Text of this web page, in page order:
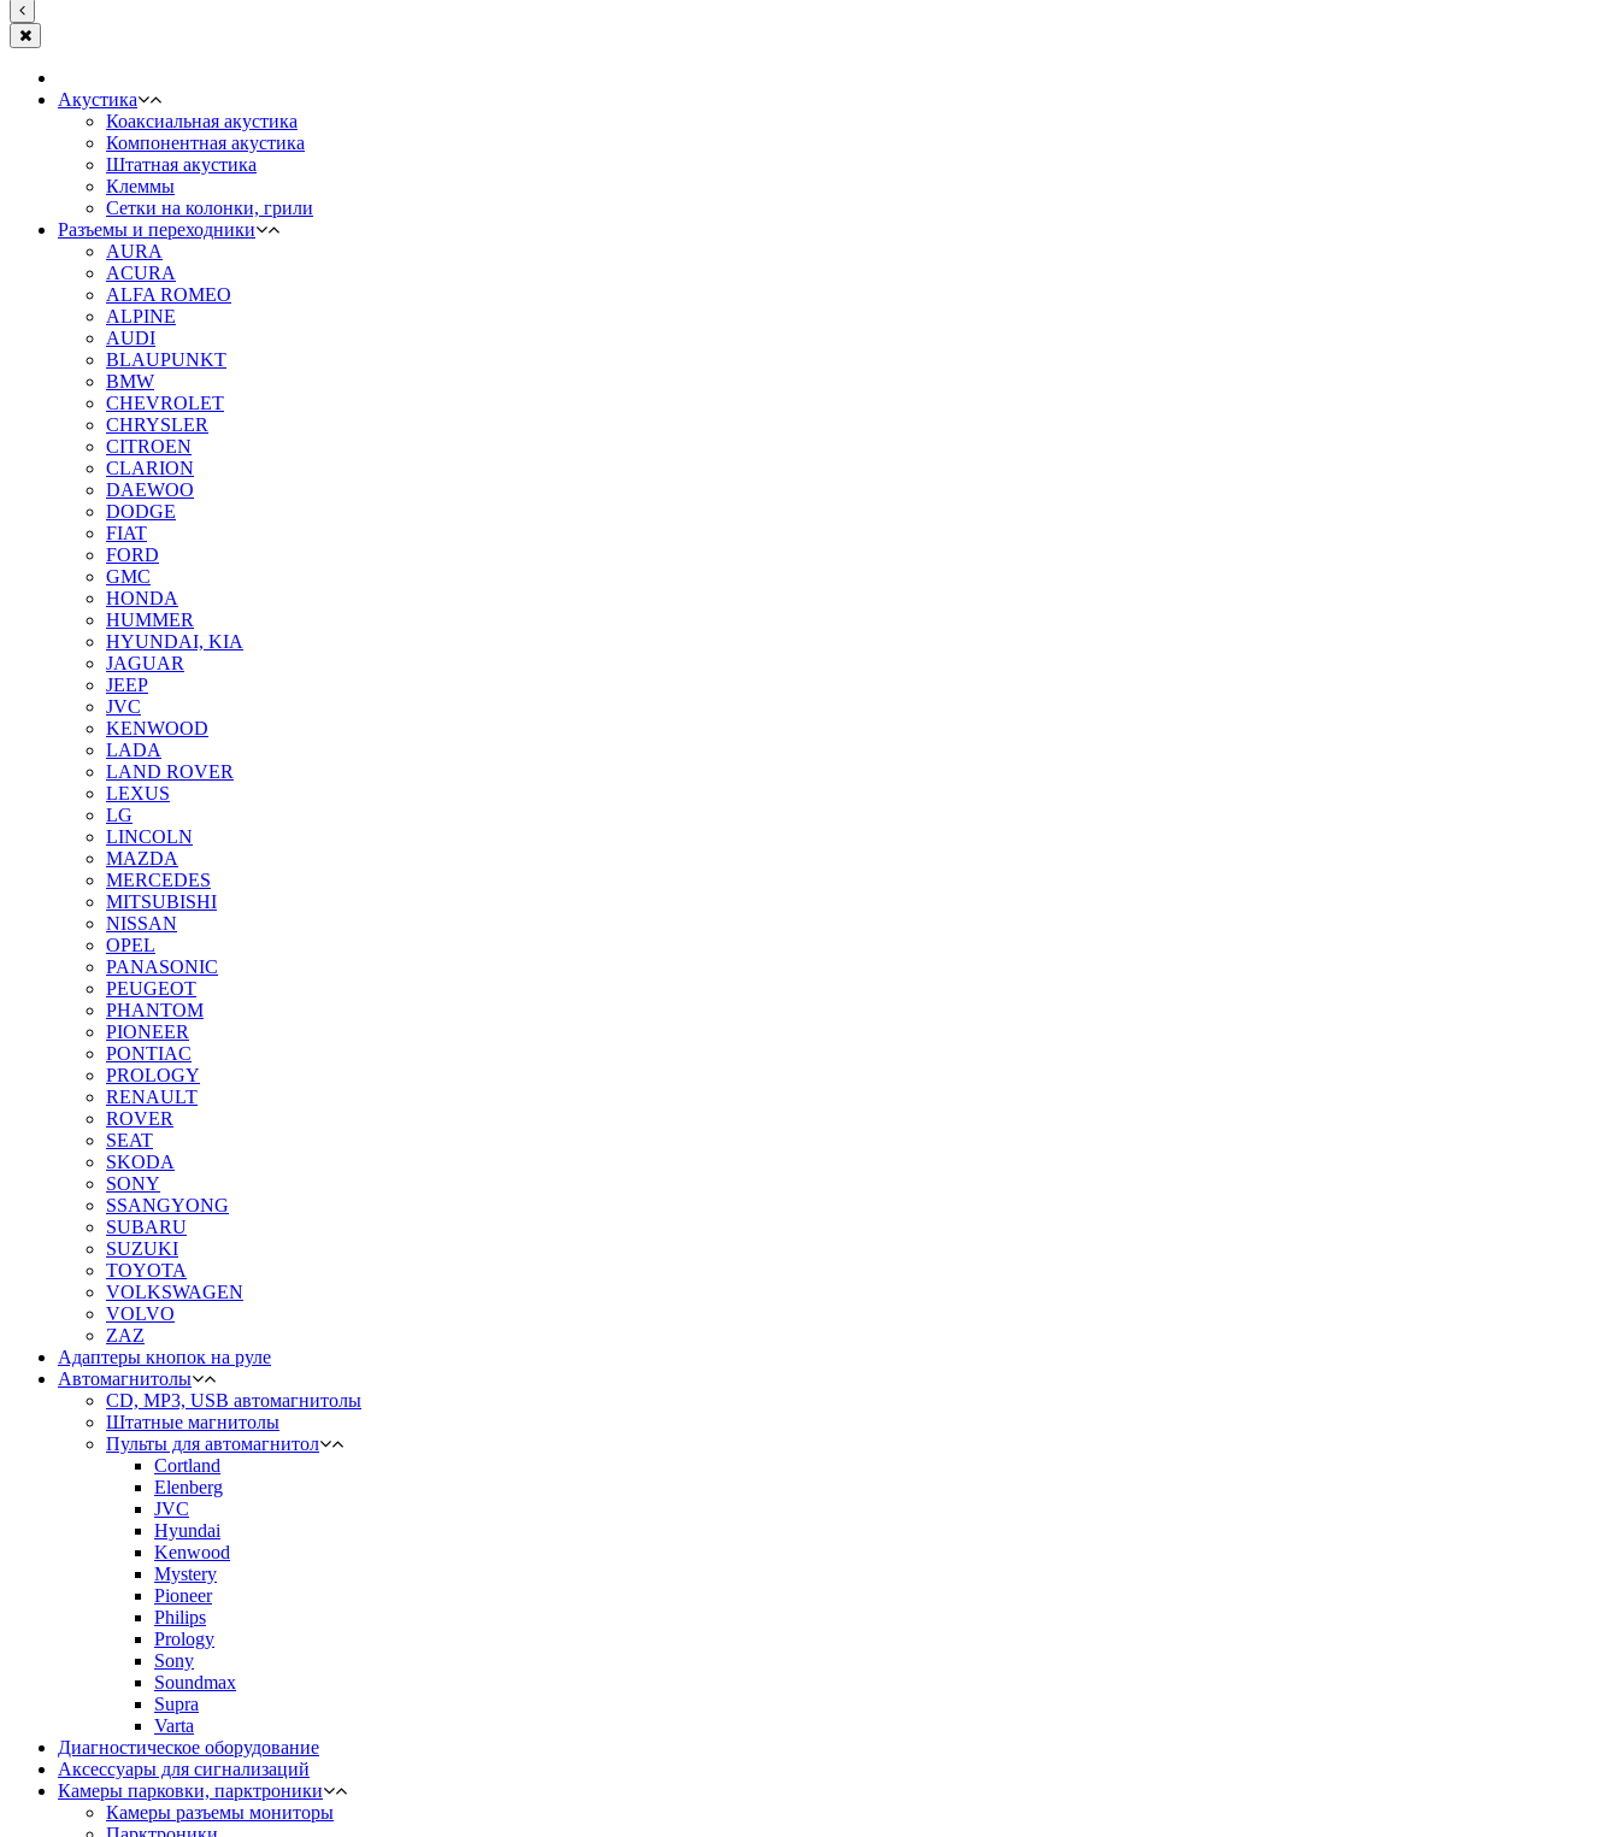
Акустика
Коаксиальная акустика
Компонентная акустика
Штатная акустика
Клеммы
Сетки на колонки, грили
Разъемы и переходники
AURA
ACURA
ALFA ROMEO
ALPINE
AUDI
BLAUPUNKT
BMW
CHEVROLET
CHRYSLER
CITROEN
CLARION
DAEWOO
DODGE
FIAT
FORD
GMC
HONDA
HUMMER
HYUNDAI, KIA
JAGUAR
JEEP
JVC
KENWOOD
LADA
LAND ROVER
LEXUS
LG
LINCOLN
MAZDA
MERCEDES
MITSUBISHI
NISSAN
OPEL
PANASONIC
PEUGEOT
PHANTOM
PIONEER
PONTIAC
PROLOGY
RENAULT
ROVER
SEAT
SKODA
SONY
SSANGYONG
SUBARU
SUZUKI
TOYOTA
VOLKSWAGEN
VOLVO
ZAZ
Адаптеры кнопок на руле
Автомагнитолы
CD, MP3, USB автомагнитолы
Штатные магнитолы
Пульты для автомагнитол
Cortland
Elenberg
JVC
Hyundai
Kenwood
Mystery
Pioneer
Philips
Prology
Sony
Soundmax
Supra
Varta
Диагностическое оборудование
Аксессуары для сигнализаций
Камеры парковки, парктроники
Камеры разъемы мониторы